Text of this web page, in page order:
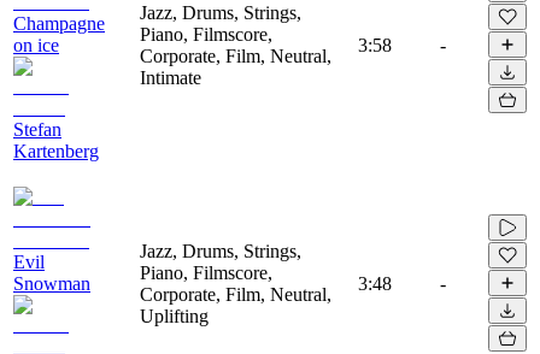
Champagne
on ice
Stefan
Kartenberg
Jazz, Drums, Strings,
Piano, Filmscore,
Corporate, Film, Neutral,
Intimate
3:58 -
Evil
Snowman
Jazz, Drums, Strings,
Piano, Filmscore,
Corporate, Film, Neutral,
Uplifting
3:48 -